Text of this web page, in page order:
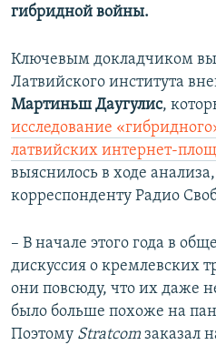
гибридной войны.
Ключевым докладчиком
Латвийского института
Мартиньш Даугулис,
исследование
латвийских интернет-
выяснилось в ходе
корреспонденту Радио
– В начале этого года в
дискуссия о кремлевских
они повсюду, что их даже
было больше похоже на
Поэтому Stratcom заказал